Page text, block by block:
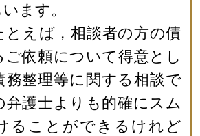
ます。
とえば，相談者の方の債
ご依頼について得意とし
務整理等に関する相談で
弁護士よりも的確にスム
ることができるけれど